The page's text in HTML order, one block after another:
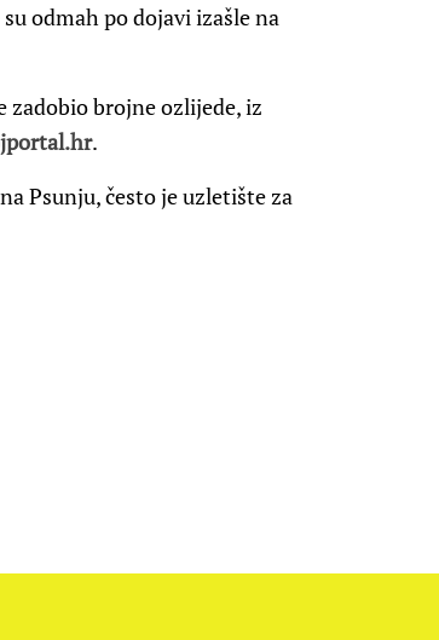
odmah po dojavi izašle na
zadobio brojne ozlijede, iz
.
Psunju, često je uzletište za